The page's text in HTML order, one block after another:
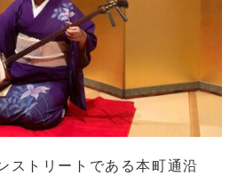
ストリートである本町通沿